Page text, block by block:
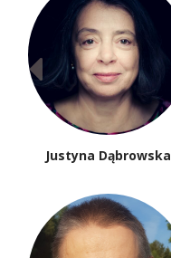
Justyna Dąbrowska